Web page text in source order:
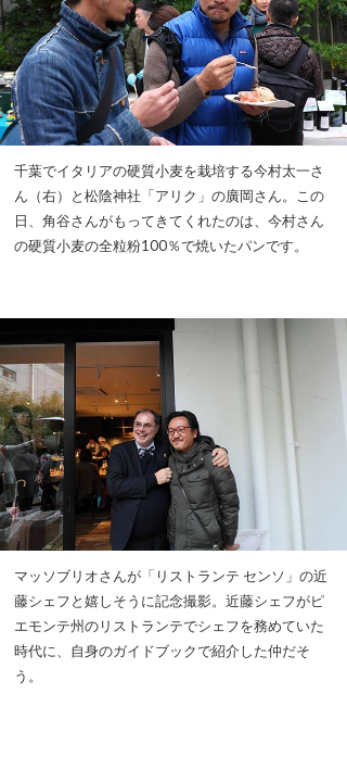
千葉でイタリアの硬質小麦を栽培する今村太一さ
ん（右）と松陰神社「アリク」の廣岡さん。この
日、角谷さんがもってきてくれたのは、今村さん
の硬質小麦の全粒粉100％で焼いたパンです。
マッソブリオさんが「リストランテ センソ」の近
藤シェフと嬉しそうに記念撮影。近藤シェフがピ
エモンテ州のリストランテでシェフを務めていた
時代に、自身のガイドブックで紹介した仲だそ
う。